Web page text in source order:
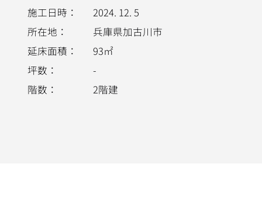
施工日時
2024. 12. 5
所在地
兵庫県加古川市
延床面積
93㎡
坪数
-
階数
2階建